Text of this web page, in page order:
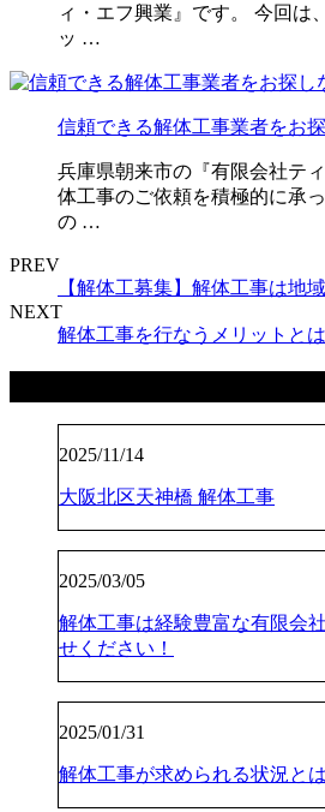
ィ・エフ興業』です。 今回は
ッ …
信頼できる解体工事業者をお
兵庫県朝来市の『有限会社テ
体工事のご依頼を積極的に承
の …
PREV
【解体工募集】解体工事は地
NEXT
解体工事を行なうメリットと
2025/11/14
大阪北区天神橋 解体工事
2025/03/05
解体工事は経験豊富な有限会
せください！
2025/01/31
解体工事が求められる状況と